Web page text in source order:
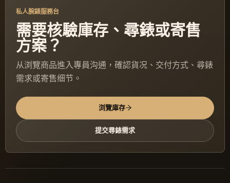
私人腕錶服務台
需要核驗庫存、尋錶或寄售
方案？
从浏覽商品進入專員沟通，確認貨况、交付方式、尋錶
需求或寄售细节。
浏覽庫存
提交尋錶需求